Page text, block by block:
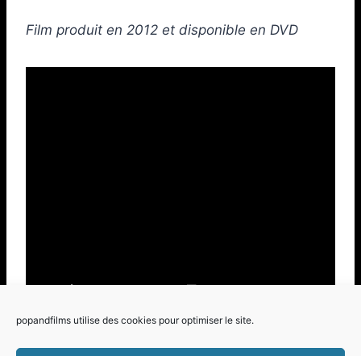
popandfilms utilise des cookies pour optimiser le site.
Film produit en 2012 et disponible en DVD